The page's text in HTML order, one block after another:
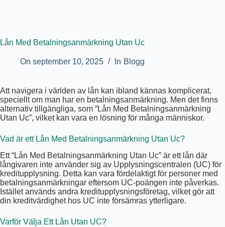
Lån Med Betalningsanmärkning Utan Uc
On september 10, 2025 In Blogg
Att navigera i världen av lån kan ibland kännas komplicerat,
speciellt om man har en betalningsanmärkning. Men det finns
alternativ tillgängliga, som “Lån Med Betalningsanmärkning
Utan Uc”, vilket kan vara en lösning för många människor.
Vad är ett Lån Med Betalningsanmärkning Utan Uc?
Ett “Lån Med Betalningsanmärkning Utan Uc” är ett lån där
långivaren inte använder sig av Upplysningscentralen (UC) för
kreditupplysning. Detta kan vara fördelaktigt för personer med
betalningsanmärkningar eftersom UC-poängen inte påverkas.
Istället används andra kreditupplysningsföretag, vilket gör att
din kreditvärdighet hos UC inte försämras ytterligare.
Varför Välja Ett Lån Utan UC?